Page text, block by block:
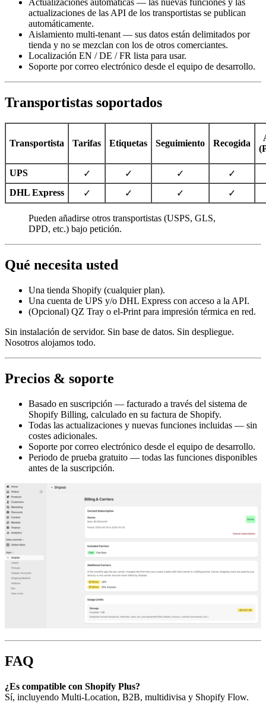
Actualizaciones automáticas — las nuevas funciones y las
actualizaciones de las API de los transportistas se publican
automáticamente.
Aislamiento multi-tenant — sus datos están delimitados por
tienda y no se mezclan con los de otros comerciantes.
Localización EN / DE / FR lista para usar.
Soporte por correo electrónico desde el equipo de desarrollo.
Transportistas soportados
Transportista Tarifas Etiquetas Seguimiento Recogida
UPS ✓ ✓ ✓
✓
DHL Express
✓ ✓ ✓ ✓
Pueden añadirse otros transportistas (USPS, GLS,
DPD, etc.) bajo petición.
Qué necesita usted
Una tienda Shopify (cualquier plan).
Una cuenta de UPS y/o DHL Express con acceso a la API.
(Opcional) QZ Tray o el-Print para impresión térmica en red.
Sin instalación de servidor. Sin base de datos. Sin despliegue.
Nosotros alojamos todo.
Precios & soporte
Basado en suscripción — facturado a través del sistema de
Shopify Billing, calculado en su factura de Shopify.
Todas las actualizaciones y nuevas funciones incluidas — sin
costes adicionales.
Soporte por correo electrónico desde el equipo de desarrollo.
Periodo de prueba gratuito — todas las funciones disponibles
antes de la suscripción.
FAQ
¿Es compatible con Shopify Plus?
Sí, incluyendo Multi-Location, B2B, multidivisa y Shopify Flow.